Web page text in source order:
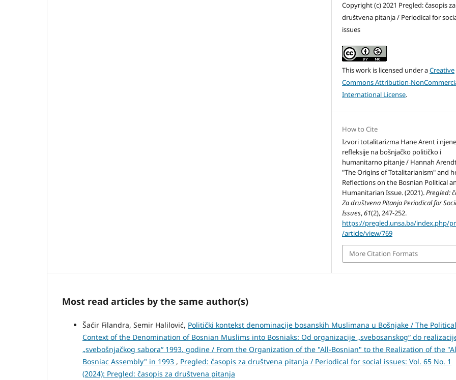
Copyright (c) 2021 Pregled: časopis za
društvena pitanja / Periodical for
issues
This work is licensed under aCreative
Commons Attribution-
International License.
How to Cite
Izvori totalitarizma Hane Arent i njene
refleksije na bošnjačko političko i
humanitarno pitanje / Hannah
"The Origins of Totalitarianism" and
Reflections on the Bosnian Political
Humanitarian Issue. (2021).Pregled:
Za društvena Pitanja Periodical for
Issues,61(2), 247-252.
https://pregled.unsa.ba/index.php/
/article/view/769
More Citation Formats
Most read articles by the same author(s)
Šaćir Filandra, Semir Halilović, Politički kontekst denominacije bosanskih Muslimana u Bošnjake / The Political
Context of the Denomination of Bosnian Muslims into Bosniaks: Od organizacije „svebosanskog“ do
„svebošnjačkog sabora“ 1993. godine / From the Organization of the "All-Bosnian" to the Realization of the
Bosniac Assembly" in 1993 , Pregled: časopis za društvena pitanja / Periodical for social issues: Vol. 65 No. 1
(2024): Pregled: časopis za društvena pitanja